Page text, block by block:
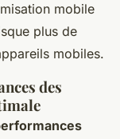
mobile
plus de
mobiles.
des